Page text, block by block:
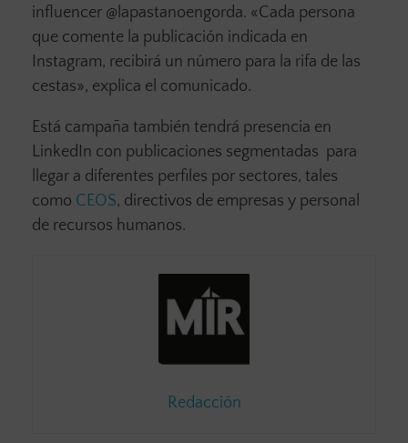
influencer @lapastanoengorda. «Cada persona
que comente la publicación indicada en
Instagram, recibirá un número para la rifa de las
cestas», explica el comunicado.
Está campaña también tendrá presencia en
LinkedIn con publicaciones segmentadas para
llegar a diferentes perfiles por sectores, tales
como CEOS, directivos de empresas y personal
de recursos humanos.
Redacción